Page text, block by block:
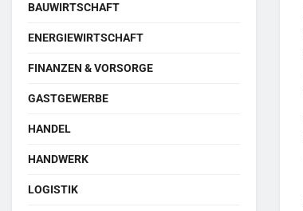
BAUWIRTSCHAFT
ENERGIEWIRTSCHAFT
FINANZEN & VORSORGE
GASTGEWERBE
HANDEL
HANDWERK
LOGISTIK